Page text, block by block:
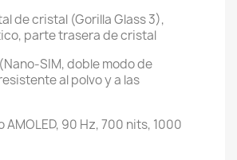
de cristal (Gorilla Glass 3),
parte trasera de cristal
SIM, doble modo de
al polvo y a las
AMOLED, 90 Hz, 700 nits, 1000